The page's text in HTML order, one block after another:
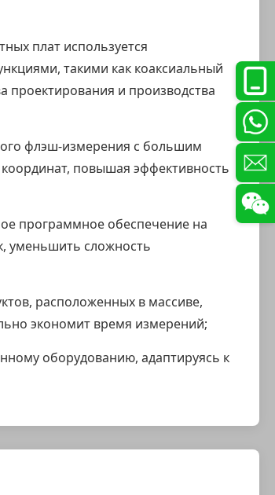
плат используется
такими как коаксиальный
проектирования и производства
флэш-измерения с большим
повышая эффективность
программное обеспечение на
уменьшить сложность
расположенных в массиве,
экономит время измерений;
оборудованию, адаптируясь к